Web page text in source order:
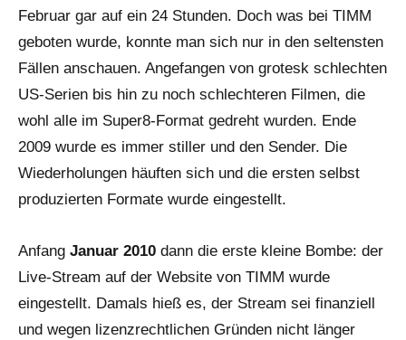
Februar gar auf ein 24 Stunden. Doch was bei TIMM
geboten wurde, konnte man sich nur in den seltensten
Fällen anschauen. Angefangen von grotesk schlechten
US-Serien bis hin zu noch schlechteren Filmen, die
wohl alle im Super8-Format gedreht wurden. Ende
2009 wurde es immer stiller und den Sender. Die
Wiederholungen häuften sich und die ersten selbst
produzierten Formate wurde eingestellt.
Anfang Januar 2010 dann die erste kleine Bombe: der
Live-Stream auf der Website von TIMM wurde
eingestellt. Damals hieß es, der Stream sei finanziell
und wegen lizenzrechtlichen Gründen nicht länger